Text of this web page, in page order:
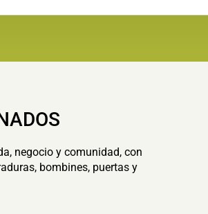
negocio y comunidad, con
bombines, puertas y